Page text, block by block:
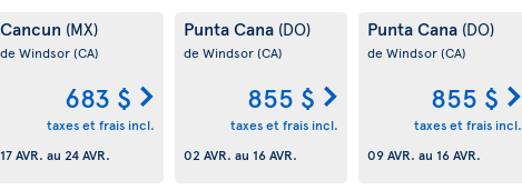
Cancun (MX)
de Windsor(CA)
683 $
taxes et frais incl.
17 AVR. au 24 AVR.
Punta Cana (DO)
de Windsor(CA)
855 $
taxes et frais incl.
02 AVR. au 16 AVR.
Punta Cana (DO)
de Windsor(CA)
855 $
taxes et frais incl.
09 AVR. au 16 AVR.